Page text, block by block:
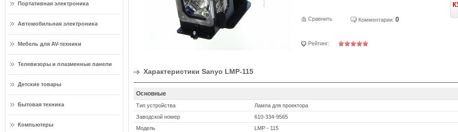
Портативная электроника
Автомобильная электроника
Мебель для AV-техники
Телевизоры и плазменные панели
Детские товары
Бытовая техника
Компьютеры
Сравнить Комментарии: 0
Рейтинг:
Характеристики Sanyo LMP-115
Основные
Тип устройства
Лампа для проектора
Заводской номер
610-334-9565
Модель
LMP - 115